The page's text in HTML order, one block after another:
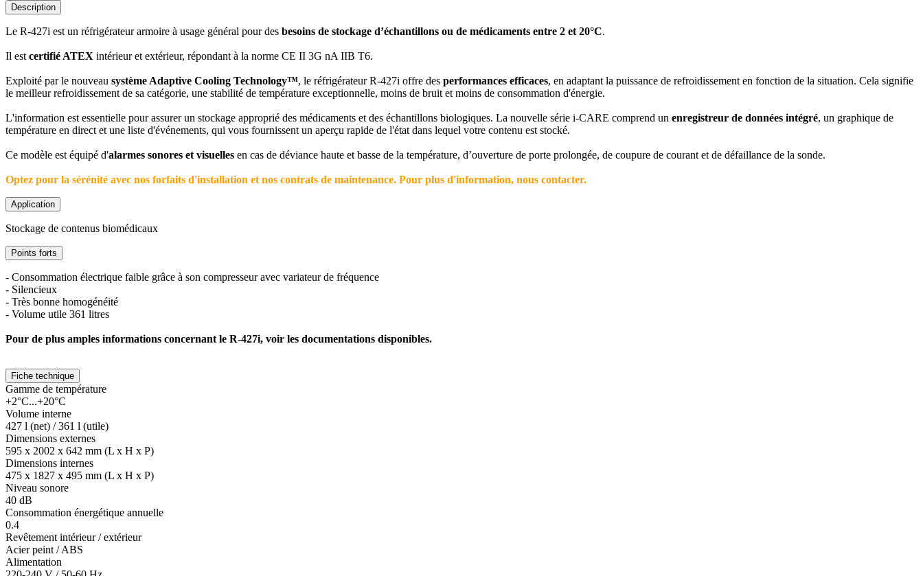
Description
Le R-427i est un réfrigérateur armoire à usage général pour des besoins de stockage d’échantillons ou de médicaments entre 2 et 20°C.
Il est certifié ATEX intérieur et extérieur, répondant à la norme CE II 3G nA IIB T6.
Exploité par le nouveau système Adaptive Cooling Technology™, le réfrigérateur R-427i offre des performances efficaces, en adaptant la puissance de refroidissement en fonction de la situation. Cela signifie
le meilleur refroidissement de sa catégorie, une stabilité de température exceptionnelle, moins de bruit et moins de consommation d'énergie.
L'information est essentielle pour assurer un stockage approprié des médicaments et des échantillons biologiques. La nouvelle série i-CARE comprend un enregistreur de données intégré, un graphique de
température en direct et une liste d'événements, qui vous fournissent un aperçu rapide de l'état dans lequel votre contenu est stocké.
Ce modèle est équipé d'alarmes sonores et visuelles en cas de déviance haute et basse de la température, d’ouverture de porte prolongée, de coupure de courant et de défaillance de la sonde.
Optez pour la sérénité avec nos forfaits d'installation et nos contrats de maintenance. Pour plus d'information, nous contacter.
Application
Stockage de contenus biomédicaux
Points forts
- Consommation électrique faible grâce à son compresseur avec variateur de fréquence
- Silencieux
- Très bonne homogénéité
- Volume utile 361 litres
Pour de plus amples informations concernant le R-427i, voir les documentations disponibles.
Fiche technique
Gamme de température
+2°C...+20°C
Volume interne
427 l (net) / 361 l (utile)
Dimensions externes
595 x 2002 x 642 mm (L x H x P)
Dimensions internes
475 x 1827 x 495 mm (L x H x P)
Niveau sonore
40 dB
Consommation énergétique annuelle
0.4
Revêtement intérieur / extérieur
Acier peint / ABS
Alimentation